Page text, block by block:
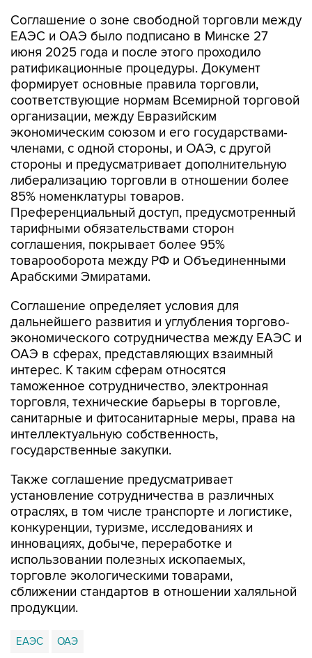
Соглашение о зоне свободной торговли между
ЕАЭС и ОАЭ было подписано в Минске 27
июня 2025 года и после этого проходило
ратификационные процедуры. Документ
формирует основные правила торговли,
соответствующие нормам Всемирной торговой
организации, между Евразийским
экономическим союзом и его государствами-
членами, с одной стороны, и ОАЭ, с другой
стороны и предусматривает дополнительную
либерализацию торговли в отношении более
85% номенклатуры товаров.
Преференциальный доступ, предусмотренный
тарифными обязательствами сторон
соглашения, покрывает более 95%
товарооборота между РФ и Объединенными
Арабскими Эмиратами.
Соглашение определяет условия для
дальнейшего развития и углубления торгово-
экономического сотрудничества между ЕАЭС и
ОАЭ в сферах, представляющих взаимный
интерес. К таким сферам относятся
таможенное сотрудничество, электронная
торговля, технические барьеры в торговле,
санитарные и фитосанитарные меры, права на
интеллектуальную собственность,
государственные закупки.
Также соглашение предусматривает
установление сотрудничества в различных
отраслях, в том числе транспорте и логистике,
конкуренции, туризме, исследованиях и
инновациях, добыче, переработке и
использовании полезных ископаемых,
торговле экологическими товарами,
сближении стандартов в отношении халяльной
продукции.
ЕАЭС ОАЭ